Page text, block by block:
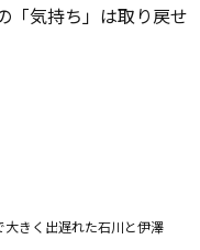
「気持ち」は取り戻せ
大きく出遅れた石川と伊澤